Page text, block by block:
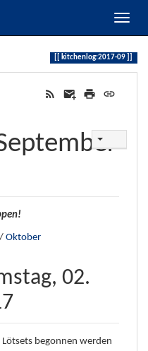
kitchenlog:2017-09
/ Oktober
02.
begonnen werden